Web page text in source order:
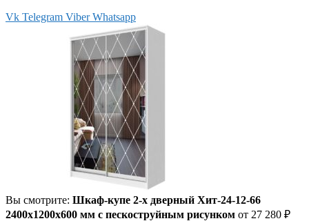
Vk Telegram Viber Whatsapp
Вы смотрите: Шкаф-купе 2-х дверный Хит-24-12-66
2400x1200x600 мм с пескоструйным рисунком от 27 280 ₽